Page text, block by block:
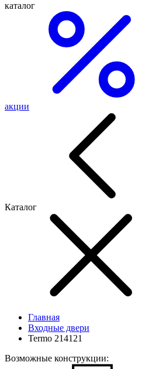
каталог
акции
Каталог
Главная
Входные двери
Termo 214121
Возможные конструкции: